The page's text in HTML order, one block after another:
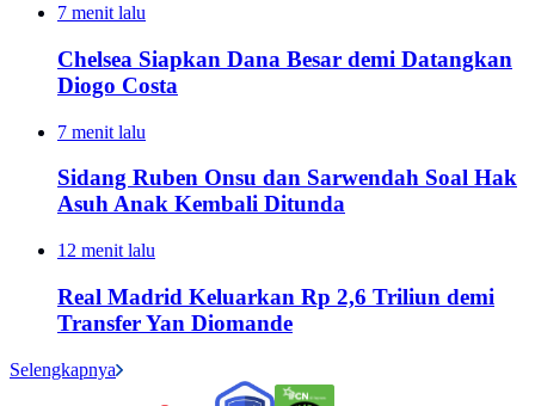
7 menit lalu
Chelsea Siapkan Dana Besar demi Datangkan
Diogo Costa
7 menit lalu
Sidang Ruben Onsu dan Sarwendah Soal Hak
Asuh Anak Kembali Ditunda
12 menit lalu
Real Madrid Keluarkan Rp 2,6 Triliun demi
Transfer Yan Diomande
Selengkapnya